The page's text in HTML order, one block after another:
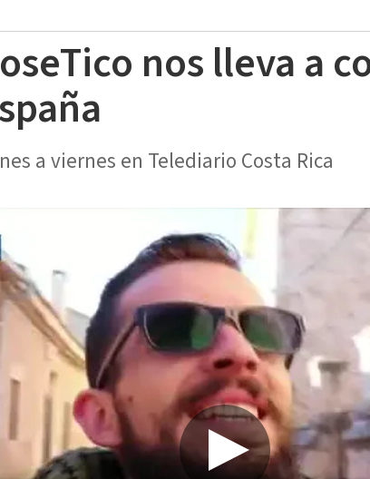
nos lleva a
a viernes en Telediario Costa Rica